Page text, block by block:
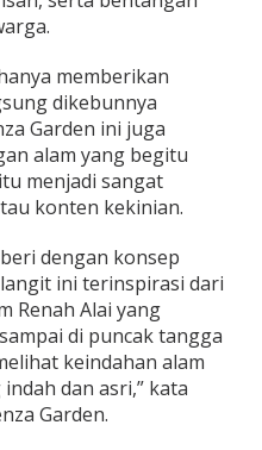
memberikan
dikebunnya
Garden ini juga
alam yang begitu
menjadi sangat
konten kekinian.
dengan konsep
ini terinspirasi dari
Renah Alai yang
di puncak tangga
keindahan alam
dan asri,” kata
Garden.